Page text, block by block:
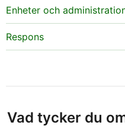
Enheter och
Respons
Vad tycker du